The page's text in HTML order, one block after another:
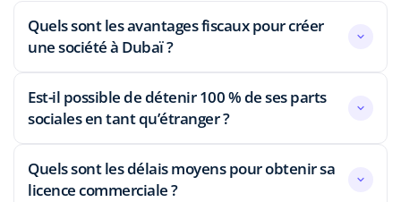
Quels sont les avantages fiscaux pour créer
une société à Dubaï ?
Est-il possible de détenir 100 % de ses parts
sociales en tant qu’étranger ?
Quels sont les délais moyens pour obtenir sa
licence commerciale ?